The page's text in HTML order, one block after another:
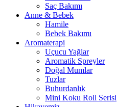
Saç Bakımı
Anne & Bebek
Hamile
Bebek Bakımı
Aromaterapi
Uçucu Yağlar
Aromatik Spreyler
Doğal Mumlar
Tuzlar
Buhurdanlık
Mini Koku Roll Serisi